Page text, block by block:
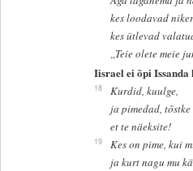
kes loodavad
kes ütlevad
„Teie olete meie
Iisrael ei õpi Issanda
18
Kurdid, kuulge,
ja pimedad,
et te näeksite!
19
Kes on pime, kui
ja kurt nagu mu